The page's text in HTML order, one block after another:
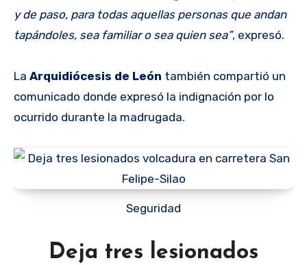
y de paso, para todas aquellas personas que andan
tapándoles, sea familiar o sea quien sea”, expresó.
La Arquidiócesis de León también compartió un
comunicado donde expresó la indignación por lo
ocurrido durante la madrugada.
Seguridad
Deja tres lesionados